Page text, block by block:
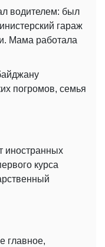
водителем: был
гараж
Мама работала
погромов, семья
иностранных
курса
главное,